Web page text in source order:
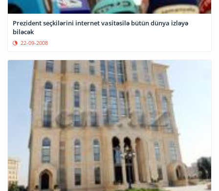
Prezident seçkilərini internet vasitəsilə bütün dünya izləyə
biləcək
22-09-2008